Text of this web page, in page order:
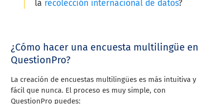
la recolección internacional de datos?
¿Cómo hacer una encuesta multilingüe en
QuestionPro?
La creación de encuestas multilingües es más intuitiva y
fácil que nunca. El proceso es muy simple, con
QuestionPro puedes: